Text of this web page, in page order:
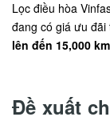
Lọc điều hòa
đang có giá ưu đãi
lên đến 15,000 km
Đề xuất